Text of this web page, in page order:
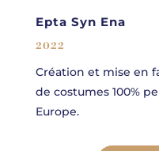
Epta Syn Ena
2022
Création et mise en
de costumes 100%
Europe.